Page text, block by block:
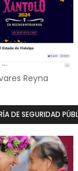
Reyna
DE SEGURIDAD